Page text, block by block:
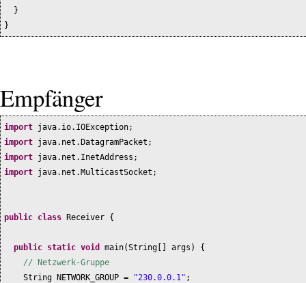
}
}
Empfänger
import java.io.IOException;
import java.net.DatagramPacket;
import java.net.InetAddress;
import java.net.MulticastSocket;
public class Receiver {
public static void main(String args ) {
// Netzwerk-Gruppe
String NETWORK_GROUP =
"230.0.0.1" ;